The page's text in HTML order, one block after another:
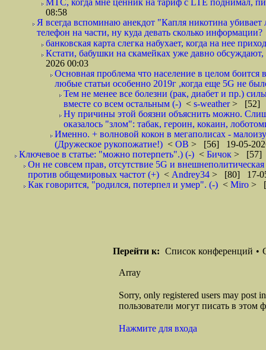
МТС, когда мне ценник на тариф с LTE поднимал,
08:58
Я всегда вспоминаю анекдот "Капля никотина
телефон на части, ну куда девать сколько информации?
банковская карта слегка набухает, когда на нее
Кстати, бабушки на скамейках уже давно обсуждают,
2026 00:03
Основная проблема что население в целом боится
любые статьи особенно 2019г ,когда еще 5G не
Тем не менее все болезни (рак, диабет и пр.)
вместе со всем остальным (-) < s-weather> [52]
Ну причины этой боязни объяснить можно.
оказалось "злом": табак, героин, кокаин,
Именно. + волновой кокон в мегаполисах -
(Дружеское рукопожатие!) < ОВ > [56] 19-05-
Ключевое в статье: "можно потерпеть".) (-) < Бичок > [57]
Он не совсем прав, отсутствие 5G и
против общемировых частот (+) < Andrey34 > [80] 17-
Как говорится, "родился, потерпел и умер". (-) < Miro >
Перейти к: Список конференций •
Array
Sorry, only registered users may post
пользователи могут писать в этом
Нажмите для входа